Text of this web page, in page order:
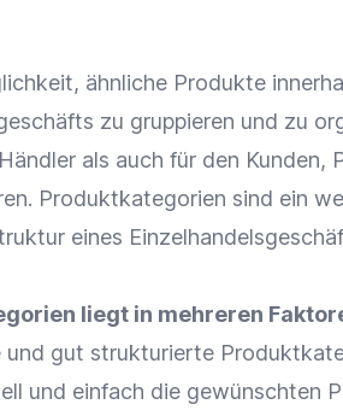
ähnliche Produkte
zu gruppieren und zu
als auch für den Kunden,
Produktkategorien sind ein
eines
liegt in mehreren
und gut strukturierte
und einfach die gewünschten